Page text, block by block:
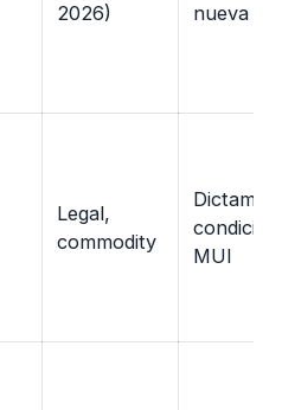
2026)
nueva ley
Legal,
commodity
Dictamen
MUI